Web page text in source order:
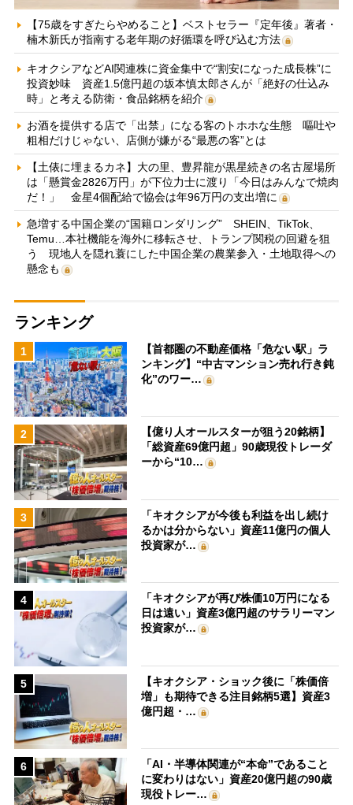
【75歳をすぎたらやめること】ベストセラー『定年後』著者・
楠木新氏が指南する老年期の好循環を呼び込む方法
キオクシアなどAI関連株に資金集中で“割安になった成長株”に
投資妙味 資産1.5億円超の坂本慎太郎さんが「絶好の仕込み
時」と考える防衛・食品銘柄を紹介
お酒を提供する店で「出禁」になる客のトホホな生態 嘔吐や
粗相だけじゃない、店側が嫌がる“最悪の客”とは
【土俵に埋まるカネ】大の里、豊昇龍が黒星続きの名古屋場所
は「懸賞金2826万円」が下位力士に渡り「今日はみんなで焼肉
だ！」 金星4個配給で協会は年96万円の支出増に
急増する中国企業の“国籍ロンダリング” SHEIN、TikTok、
Temu…本社機能を海外に移転させ、トランプ関税の回避を狙
う 現地人を隠れ蓑にした中国企業の農業参入・土地取得への
懸念も
ランキング
1
【首都圏の不動産価格「危ない駅」ラ
ンキング】“中古マンション売れ行き鈍
化”のワー…
2
【億り人オールスターが狙う20銘柄】
「総資産69億円超」90歳現役トレーダ
ーから“10…
3
「キオクシアが今後も利益を出し続け
るかは分からない」資産11億円の個人
投資家が…
4
「キオクシアが再び株価10万円になる
日は遠い」資産3億円超のサラリーマン
投資家が…
5
【キオクシア・ショック後に「株価倍
増」も期待できる注目銘柄5選】資産3
億円超・…
6
「AI・半導体関連が“本命”であること
に変わりはない」資産20億円超の90歳
現役トレー…